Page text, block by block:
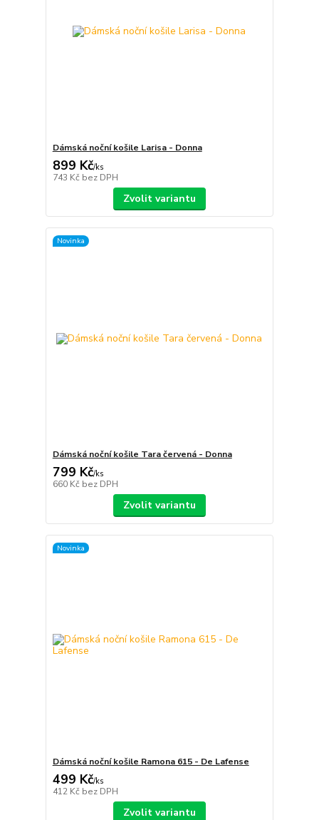
Dámská noční košile Larisa - Donna
899 Kč/ks
743 Kč bez DPH
Zvolit variantu
Novinka
Dámská noční košile Tara červená - Donna
799 Kč/ks
660 Kč bez DPH
Zvolit variantu
Novinka
Dámská noční košile Ramona 615 - De Lafense
499 Kč/ks
412 Kč bez DPH
Zvolit variantu